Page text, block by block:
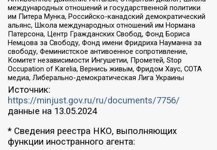
международных отношений и государственной политики
им Питера Мунка, Российско-канадский демократический
альянс, Школа международных отношений им Нормана
Патерсона, Центр Гражданских Свобод, Фонд Бориса
Немцова за Свободу, Фонд имени Фридриха Науманна за
свободу, Феминистское антивоенное сопротивление,
Комитет независимости Ингушетии, Прометей, Stop
Occupation of Karelia, Вернись живым, Фридом Хаус, СОТА
медиа, Либерально-демократическая Лига Украины
Источник:
https://minjust.gov.ru/ru/documents/7756/
данные на 13.05.2024
* Сведения реестра НКО, выполняющих
функции иностранного агента: